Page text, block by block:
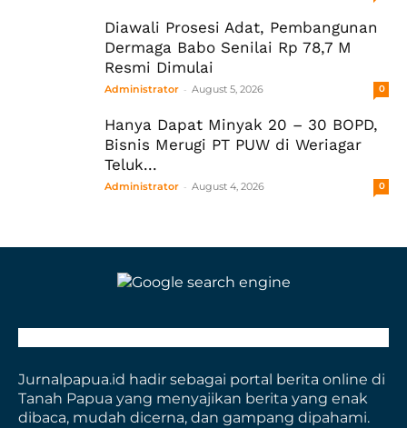
Diawali Prosesi Adat, Pembangunan
Dermaga Babo Senilai Rp 78,7 M
Resmi Dimulai
Administrator - August 5, 2026 0
Hanya Dapat Minyak 20 – 30 BOPD,
Bisnis Merugi PT PUW di Weriagar
Teluk...
Administrator - August 4, 2026 0
Jurnalpapua.id hadir sebagai portal berita online di
Tanah Papua yang menyajikan berita yang enak
dibaca, mudah dicerna, dan gampang dipahami.